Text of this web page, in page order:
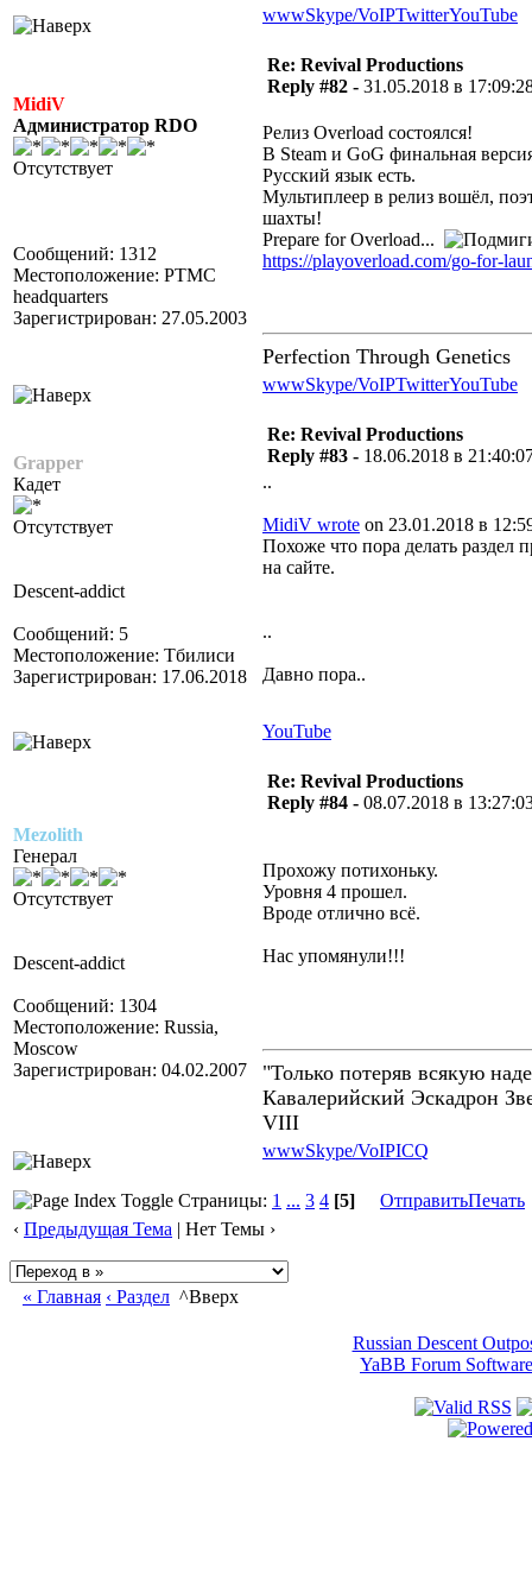
wwwSkype/VoIPTwitterYouTube
MidiV
Администратор RDO
Отсутствует
Сообщений: 1312
Местоположение: PTMC
headquarters
Зарегистрирован: 27.05.2003
Re: Revival Productions
Reply #82 - 31.05.2018 в
Релиз Overload состоялся!
В Steam и GoG финальная
Русский язык есть.
Мультиплеер в релиз вошёл,
шахты!
Prepare for Overload...
https://playoverload.com/go-for-
Perfection Through Genetics
wwwSkype/VoIPTwitterYouTube
Grapper
Кадет
Отсутствует
Descent-addict
Сообщений: 5
Местоположение: Тбилиси
Зарегистрирован: 17.06.2018
Re: Revival Productions
Reply #83 - 18.06.2018 в
..
MidiV wrote on 23.01.2018 в
Похоже что пора делать раздел
на сайте.
..
Давно пора..
YouTube
Mezolith
Генерал
Отсутствует
Descent-addict
Сообщений: 1304
Местоположение: Russia,
Moscow
Зарегистрирован: 04.02.2007
Re: Revival Productions
Reply #84 - 08.07.2018 в
Прохожу потихоньку.
Уровня 4 прошел.
Вроде отлично всё.
Нас упомянули!!!
"Только потеряв всякую
Кавалерийский Эскадрон
VIII
wwwSkype/VoIPICQ
Страницы: 1 ... 3 4 [5] ОтправитьПечать
‹ Предыдущая Тема | Нет Темы ›
« Главная ‹ Раздел ^Вверх
Russian Descent
YaBB Forum Software